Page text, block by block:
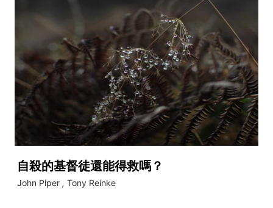
自殺的基督徒還能得救嗎？
John Piper , Tony Reinke